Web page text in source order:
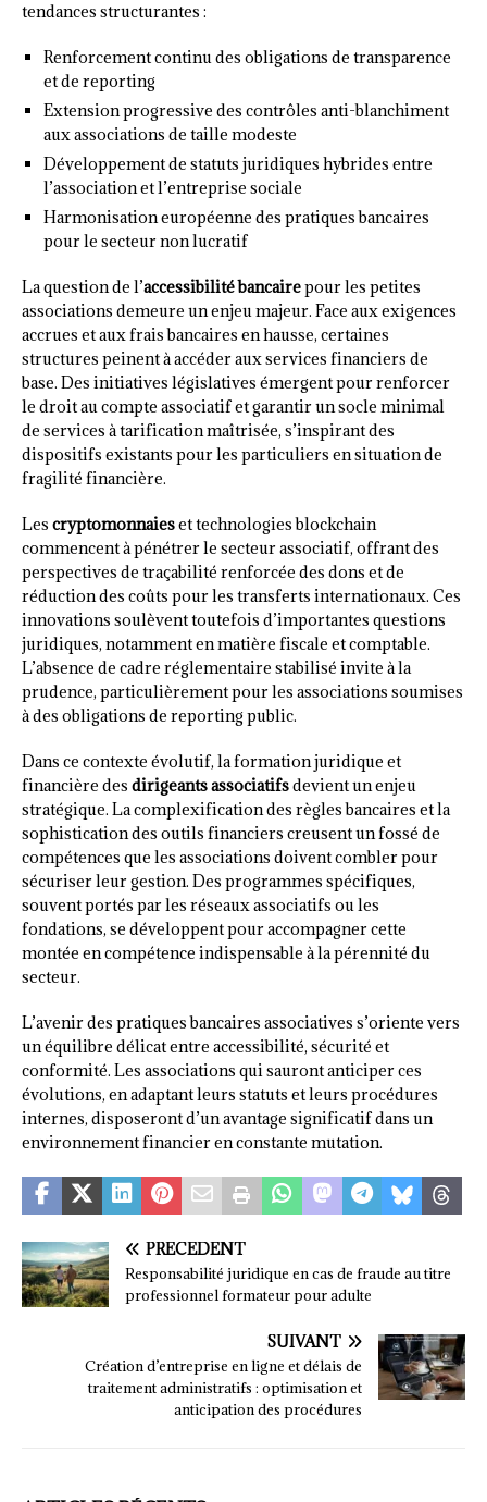
tendances structurantes :
Renforcement continu des obligations de transparence
et de reporting
Extension progressive des contrôles anti-blanchiment
aux associations de taille modeste
Développement de statuts juridiques hybrides entre
l’association et l’entreprise sociale
Harmonisation européenne des pratiques bancaires
pour le secteur non lucratif
La question de l’accessibilité bancairepour les petites
associations demeure un enjeu majeur. Face aux exigences
accrues et aux frais bancaires en hausse, certaines
structures peinent à accéder aux services financiers de
base. Des initiatives législatives émergent pour renforcer
le droit au compte associatif et garantir un socle minimal
de services à tarification maîtrisée, s’inspirant des
dispositifs existants pour les particuliers en situation de
fragilité financière.
Les cryptomonnaieset technologies blockchain
commencent à pénétrer le secteur associatif, offrant des
perspectives de traçabilité renforcée des dons et de
réduction des coûts pour les transferts internationaux. Ces
innovations soulèvent toutefois d’importantes questions
juridiques, notamment en matière fiscale et comptable.
L’absence de cadre réglementaire stabilisé invite à la
prudence, particulièrement pour les associations soumises
à des obligations de reporting public.
Dans ce contexte évolutif, la formation juridique et
financière des dirigeants associatifsdevient un enjeu
stratégique. La complexification des règles bancaires et la
sophistication des outils financiers creusent un fossé de
compétences que les associations doivent combler pour
sécuriser leur gestion. Des programmes spécifiques,
souvent portés par les réseaux associatifs ou les
fondations, se développent pour accompagner cette
montée en compétence indispensable à la pérennité du
secteur.
L’avenir des pratiques bancaires associatives s’oriente vers
un équilibre délicat entre accessibilité, sécurité et
conformité. Les associations qui sauront anticiper ces
évolutions, en adaptant leurs statuts et leurs procédures
internes, disposeront d’un avantage significatif dans un
environnement financier en constante mutation.
PRÉCÉDENT
Responsabilité juridique en cas de fraude au titre
professionnel formateur pour adulte
SUIVANT
Création d’entreprise en ligne et délais de
traitement administratifs : optimisation et
anticipation des procédures